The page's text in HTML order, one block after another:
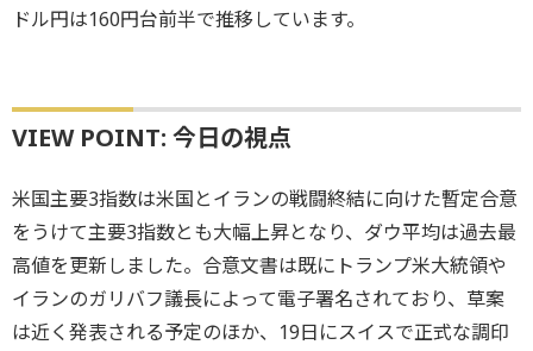
ドル円は160円台前半で推移しています。
VIEW POINT: 今日の視点
米国主要3指数は米国とイランの戦闘終結に向けた暫定合意
をうけて主要3指数とも大幅上昇となり、ダウ平均は過去最
高値を更新しました。合意文書は既にトランプ米大統領や
イランのガリバフ議長によって電子署名されており、草案
は近く発表される予定のほか、19日にスイスで正式な調印